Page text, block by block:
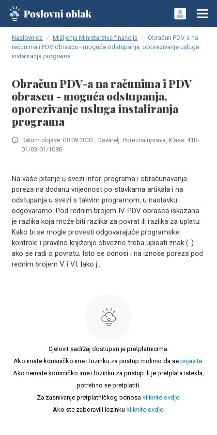
Naslovnica Mišljenja Ministarstva financija
Obračun PDV-a na
računima i PDV obrascu - moguća odstupanja, oporezivanje usluga
instaliranja programa
Obračun PDV-a na računima i PDV
obrascu - moguća odstupanja,
oporezivanje usluga instaliranja
programa
Datum objave: 08.09.2003., Davatelj: Porezna uprava, Klasa: 410-
01/03-01/1080
Na vaše pitanje u svezi infor. programa i obračunavanja
poreza na dodanu vrijednost po stavkama artikala i na
odstupanja u svezi s takvim programom, u nastavku
odgovaramo. Pod rednim brojem IV. PDV obrasca iskazana
je razlika koja može biti razlika za povrat ili razlika za uplatu.
Kako bi se mogle provesti odgovarajuće programske
kontrole i pravilno knjiženje obvezno treba upisati znak (-)
ako se radi o povratu. Isto se odnosi i na iznose poreza pod
rednim brojem V. i VI. Iako j..
Cjelovit sadržaj dostupan je pretplatnicima.
Ako imate korisničko ime i lozinku za pristup molimo da se prijavite.
Ako nemate korisničko ime i lozinku za pristup ili je pretplata istekla,
potrebno se pretplatiti.
Za zasnivanje pretplatničkog odnosa kliknite ovdje.
Ako ste zaboravili lozinku kliknite ovdje.